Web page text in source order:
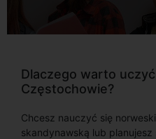
Dlaczego warto
Częstochowie?
Chcesz nauczyć się
skandynawską lub planujesz